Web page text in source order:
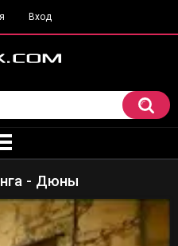
Вход
- Дюны